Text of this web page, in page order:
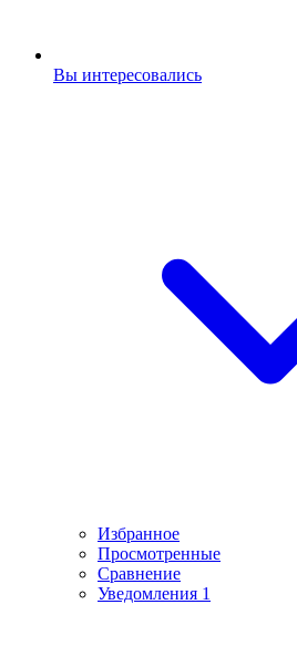
Вы интересовались
Избранное
Просмотренные
Сравнение
Уведомления 1